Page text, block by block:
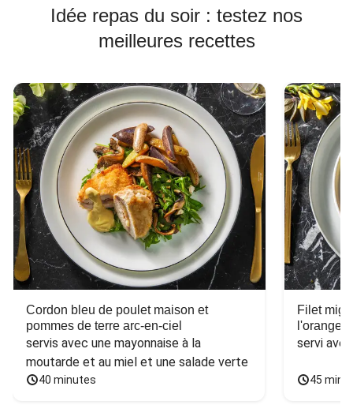
Idée repas du soir : testez nos
meilleures recettes
Cordon bleu de poulet maison et
pommes de terre arc-en-ciel
servis avec une mayonnaise à la
moutarde et au miel et une salade verte
40 minutes
Filet
l'orange
servi
45